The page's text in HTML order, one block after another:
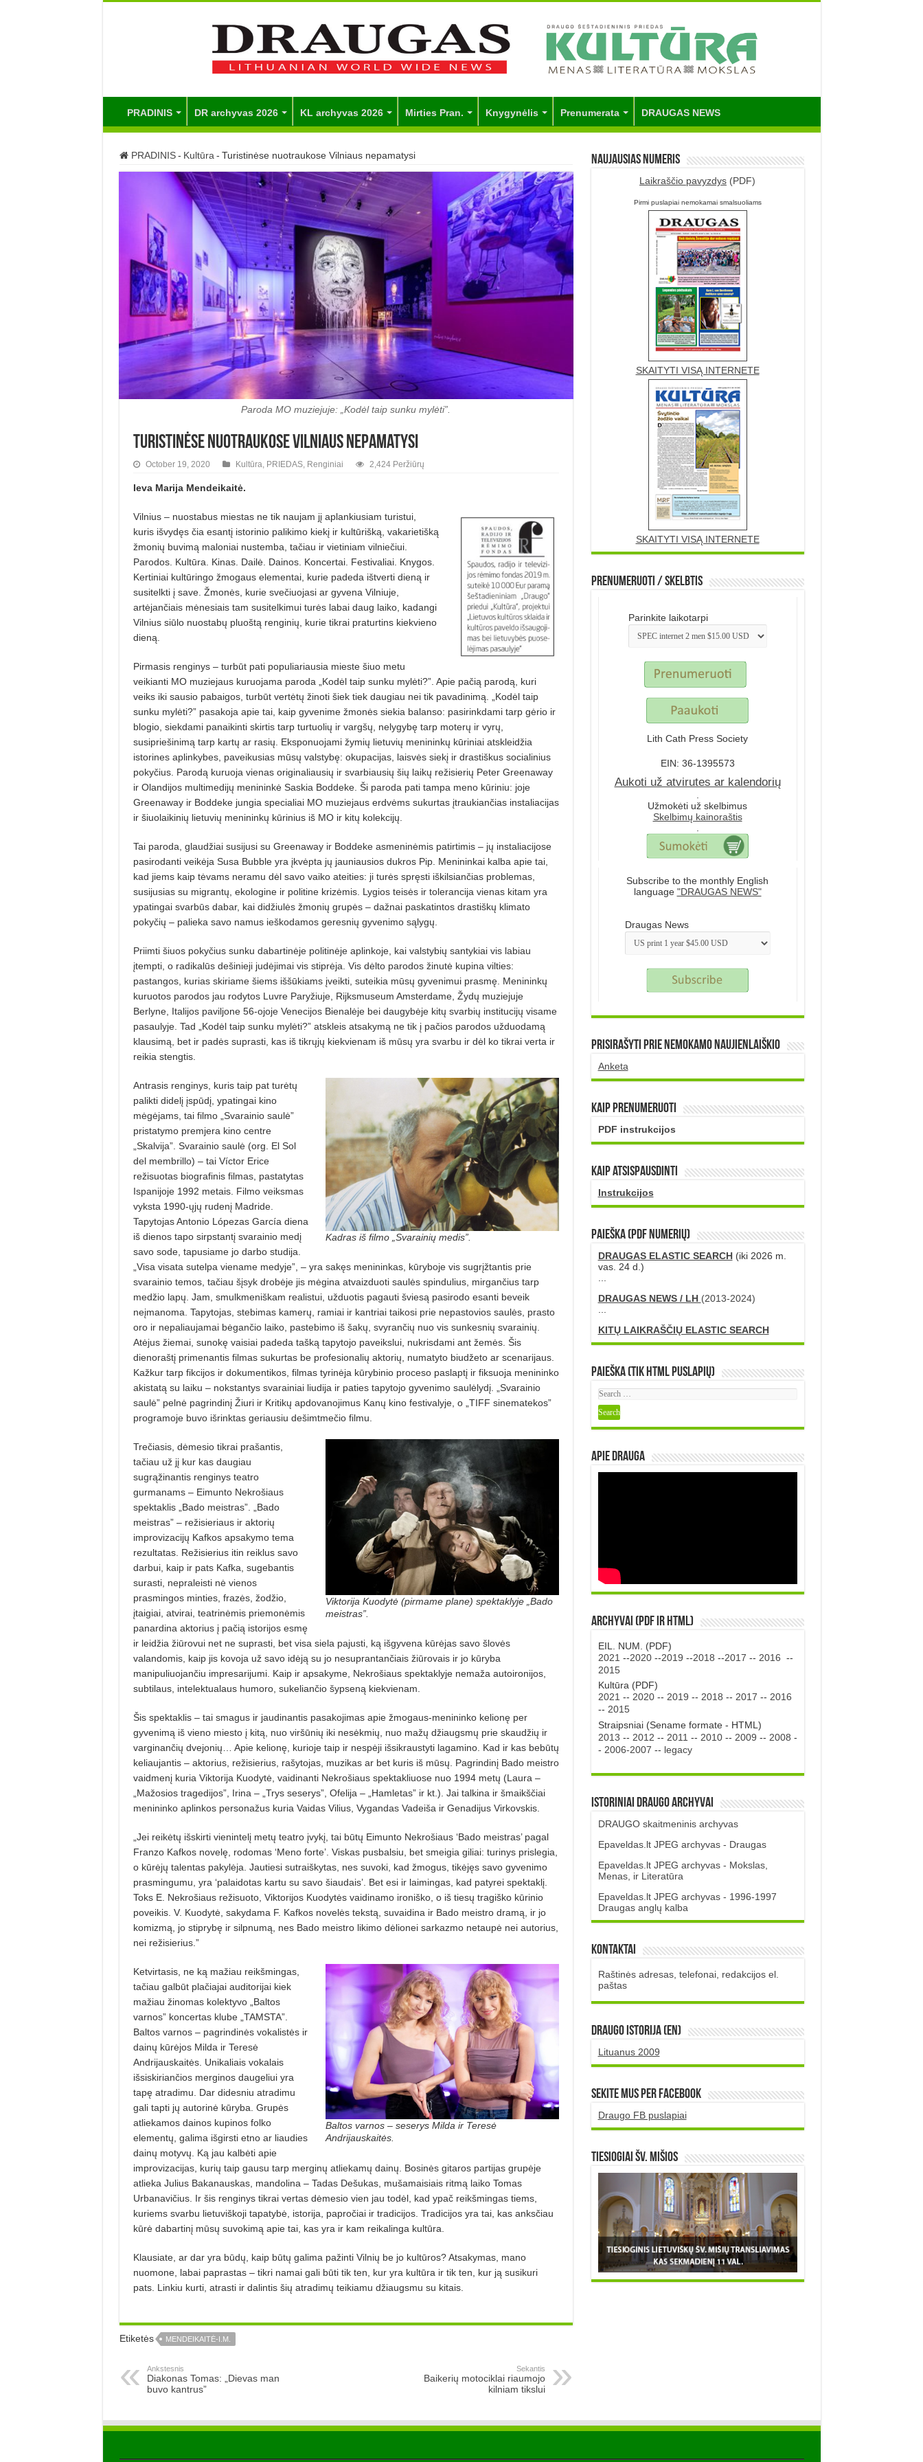
PRADINIS DR archyvas 2026 KL archyvas 2026 Mirties Pran. Knygynėlis Prenumerata DRAUGAS NEWS
PRADINIS - Kultūra - Turistinėse nuotraukose Vilniaus nepamatysi
Paroda MO muziejuje: „Kodėl taip sunku mylėti”.
Turistinėse nuotraukose Vilniaus nepamatysi
October 19, 2020 Kultūra PRIEDAS, Renginiai 2,424 Peržiūrų
Ieva Marija Mendeikaitė.
Vilnius – nuostabus miestas ne tik naujam jį aplankiu­siam turistui,
kuris išvydęs čia esantį istorinio palikimo kiekį ir kultūrišką, vakarietišką
žmonių buvimą maloniai nustemba, tačiau ir vietiniam vilniečiui.
Parodos. Kultūra. Kinas. Dailė. Dainos. Koncertai. Festivaliai. Knygos.
Kertiniai kultūringo žmogaus elementai, ku­rie padeda ištverti dieną ir
susitelkti į save. Žmonės, kurie svečiuojasi ar gyvena Vilniuje,
artėjančiais mėnesiais tam susitelkimui turės labai daug laiko, kadangi
Vilnius siūlo nuostabų pluoštą renginių, kurie tikrai praturtins kiekvieno
dieną.
Pirmasis renginys – turbūt pati populiariausia mieste šiuo metu
veikianti MO muziejaus kuruojama paroda „Kodėl taip sunku mylėti?”. Apie pačią parodą, kuri
veiks iki sausio pabaigos, turbūt vertėtų žinoti šiek tiek daugiau nei tik pavadinimą. „Kodėl taip
sunku mylėti?” pasakoja apie tai, kaip gyvenime žmonės siekia balanso: pasirinkdami tarp gėrio ir
blogio, siekdami panaikinti skirtis tarp turtuolių ir vargšų, nelygybę tarp moterų ir vyrų,
susipriešinimą tarp kartų ar rasių. Eksponuo­jami žymių lietuvių menininkų kūriniai atskleidžia
istorines aplinkybes, paveikusias mūsų valstybę: okupacijas, laisvės siekį ir drastiškus socialinius
pokyčius. Parodą kuruoja vienas originaliausių ir svar­biausių šių laikų režisierių Peter Greenaway
ir Olandijos multimedijų menininkė Saskia Boddeke. Ši paroda pati tampa meno kūriniu: joje
Greenaway ir Boddeke jungia specialiai MO muziejaus erdvėms sukurtas įtraukiančias instaliacijas
ir šiuolaikinių lietuvių menininkų kūrinius iš MO ir kitų kolekcijų.
Tai paroda, glaudžiai susijusi su Greenaway ir Boddeke asmeninėmis patirtimis – jų instaliacijose
pasirodanti veikėja Susa Bubble yra įkvėpta jų jauniausios dukros Pip. Menininkai kalba apie tai,
kad jiems kaip tėvams neramu dėl savo vaiko ateities: ji turės spręsti iškilsiančias problemas,
susijusias su migrantų, ekologine ir politine krizėmis. Lygios teisės ir tolerancija vienas kitam yra
ypatingai svarbūs dabar, kai didžiulės žmonių grupės – dažnai paskatintos drastiškų klimato
pokyčių – palieka savo namus ieškodamos geresnių gyvenimo sąlygų.
Priimti šiuos pokyčius sunku dabartinėje politinėje aplinkoje, kai valstybių santykiai vis labiau
įtempti, o radikalūs dešinieji judėjimai vis stiprėja. Vis dėlto parodos žinutė kupina vilties:
pastangos, kurias skiriame šiems iššūkiams įveikti, suteikia mūsų gyvenimui prasmę. Menininkų
kuruotos parodos jau rodytos Luvre Paryžiuje, Rijksmuseum Amsterdame, Žydų muziejuje
Berlyne, Italijos paviljone 56-ojoje Venecijos Bienalėje bei daugybėje kitų svarbių institucijų visame
pasaulyje. Tad „Kodėl taip sunku mylėti?” atskleis atsakymą ne tik į pačios parodos užduodamą
klausimą, bet ir padės suprasti, kas iš tikrųjų kiekvienam iš mūsų yra svarbu ir dėl ko tikrai verta ir
reikia stengtis.
Kadras iš filmo „Svarainių medis”.
Antrasis renginys, kuris taip pat turėtų
palikti didelį įspūdį, ypatingai kino
mėgėjams, tai filmo „Svarainio saulė”
pristatymo premjera kino centre
„Skalvija”. Svarainio saulė (org. El Sol
del membrillo) – tai Víctor Erice
režisuotas biografinis filmas, pastatytas
Ispanijoje 1992 metais. Filmo veiksmas
vyksta 1990-ųjų rudenį Madride.
Tapytojas Antonio Lópezas García diena
iš dienos tapo sirpstantį svarainio medį
savo sode, tapusiame jo darbo studija.
„Visa visata sutelpa viename medyje”, – yra sakęs menininkas, kūryboje vis sugrįžtantis prie
svarainio temos, tačiau šįsyk drobėje jis mėgina atvaizduoti saulės spindulius, mirgančius tarp
medžio lapų. Jam, smulkmeniškam realistui, užduotis pagauti šviesą pasirodo esanti beveik
neįmanoma. Tapytojas, stebimas kamerų, ramiai ir kantriai taikosi prie nepastovios saulės, prasto
oro ir nepaliaujamai bėgančio laiko, pastebimo iš šakų, svyrančių nuo vis sunkesnių svarainių.
Atėjus žiemai, sunokę vaisiai padeda tašką tapytojo paveikslui, nukrisdami ant žemės. Šis
dienoraštį primenantis filmas sukurtas be profesionalių aktorių, numatyto biudžeto ar scenarijaus.
Kažkur tarp fikcijos ir dokumentikos, filmas tyrinėja kūrybinio proceso paslaptį ir fiksuoja menininko
akistatą su laiku – nokstantys svarainiai liudija ir paties tapytojo gyvenimo saulėlydį. „Svarainio
saulė” pelnė pagrindinį Žiuri ir Kritikų apdovanojimus Kanų kino festivalyje, o „TIFF sinematekos”
programoje buvo išrinktas geriausiu dešimtmečio filmu.
Viktorija Kuodytė (pirmame plane) spektaklyje „Bado
meistras”.
Trečiasis, dėmesio tikrai prašantis,
tačiau už jį kur kas daugiau
sugrąžinantis renginys teatro
gurmanams – Eimunto Nekrošiaus
spektaklis „Bado meistras”. „Bado
meistras” – režisieriaus ir aktorių
improvizacijų Kafkos apsakymo tema
rezultatas. Režisierius itin reiklus savo
darbui, kaip ir pats Kafka, sugebantis
surasti, nepraleisti nė vienos
prasmingos minties, frazės, žodžio,
įtaigiai, atvirai, teatrinėmis priemonėmis
panardina aktorius į pačią istorijos esmę
ir leidžia žiūrovui net ne suprasti, bet visa siela pajusti, ką išgyvena kūrėjas savo šlovės
valandomis, kaip jis kovoja už savo idėją su jo nesuprantančiais žiūrovais ir jo kūryba
manipuliuojančiu impresarijumi. Kaip ir apsakyme, Nekrošiaus spektaklyje nemaža autoironijos,
subtilaus, intelektualaus humoro, sukeliančio šypseną kiekvienam.
Šis spektaklis – tai smagus ir jaudinantis pasakojimas apie žmogaus-menininko kelionę per
gyvenimą iš vieno miesto į kitą, nuo viršūnių iki nesėkmių, nuo mažų džiaugsmų prie skaudžių ir
varginančių dvejonių… Apie kelionę, kurioje taip ir nespėji išsikraustyti lagamino. Kad ir kas bebūtų
keliaujantis – aktorius, režisierius, rašytojas, muzikas ar bet kuris iš mūsų. Pagrindinį Bado meistro
vaidmenį kuria Viktorija Kuodytė, vaidinanti Nekrošiaus spektakliuose nuo 1994 metų (Laura –
„Mažosios tragedi­jos”, Irina – „Trys seserys”, Ofelija – „Hamletas” ir kt.). Jai talkina ir šmaikščiai
menininko aplinkos personažus kuria Vaidas Vilius, Vygandas Vadeiša ir Genadijus Virkovskis.
„Jei reikėtų išskirti vienintelį metų teatro įvykį, tai būtų Eimunto Nekrošiaus ‘Bado meistras’ pagal
Franzo Kafkos novelę, rodomas ‘Meno forte’. Viskas pusbalsiu, bet smeigia giliai: turinys prislegia,
o kūrėjų talentas pakylėja. Jautiesi sutraiškytas, nes suvoki, kad žmogus, tikėjęs savo gyvenimo
prasmingumu, yra ‘palaidotas kartu su savo šiaudais’. Bet esi ir laimingas, kad patyrei spektaklį.
Toks E. Nekrošiaus režisuoto, Viktorijos Kuodytės vaidinamo ironiško, o iš tiesų tragiško kūrinio
poveikis. V. Kuodytė, sakydama F. Kafkos novelės tekstą, suvaidina ir Bado meistro dramą, ir jo
komizmą, jo stiprybę ir silpnumą, nes Bado meistro likimo dėlionei sarkazmo netaupė nei autorius,
nei režisierius.”
Baltos varnos – seserys Milda ir Teresė
Andrijauskaitės.
Ketvirtasis, ne ką mažiau reikšmingas,
tačiau galbūt plačiajai auditorijai kiek
mažiau žinomas kolektyvo „Baltos
varnos” koncertas klube „TAMSTA”.
Baltos varnos – pagrindinės vokalistės ir
dainų kūrėjos Milda ir Teresė
Andrijauskaitės. Unikaliais vokalais
išsiskiriančios merginos daugeliui yra
tapę atradimu. Dar didesniu atradimu
gali tapti jų autorinė kūryba. Grupės
atliekamos dainos kupinos folko
elementų, galima išgirsti etno ar liaudies
dainų mo­tyvų. Ką jau kalbėti apie
improvizacijas, kurių taip gausu tarp merginų atliekamų dainų. Bosinės gitaros partijas grupėje
atlieka Julius Bakanauskas, mandolina – Tadas Dešukas, mušamaisiais ritmą laiko Tomas
Urbanavičius. Ir šis renginys tikrai vertas dėmesio vien jau todėl, kad ypač reikšmingas tiems,
kuriems svarbu lietuviškoji tapatybė, istorija, papročiai ir tradicijos. Tradicijos yra tai, kas anksčiau
kūrė dabartinį mūsų suvokimą apie tai, kas yra ir kam reikalinga kultūra.
Klausiate, ar dar yra būdų, kaip būtų galima pažinti Vilnių be jo kultūros? Atsakymas, mano
nuomone, labai paprastas – tikri namai gali būti tik ten, kur yra kultūra ir tik ten, kur ją susikuri
pats. Linkiu kurti, atrasti ir dalintis šių atradimų teikiamu džiaugsmu su kitais.
Etiketės MENDEIKAITĖ-I.M.
Ankstesnis
Diakonas Tomas: „Dievas man
buvo kantrus”
Sekantis
Baikerių motociklai riaumojo
kilniam tikslui
Naujausias numeris
Laikraščio pavyzdys (PDF)
Pirmi puslapiai nemokamai smalsuoliams
SKAITYTI VISĄ INTERNETE
SKAITYTI VISĄ INTERNETE
Prenumeruoti / Skelbtis
Parinkite laikotarpi
Lith Cath Press Society
EIN: 36-1395573
Aukoti už atvirutes ar kalendorių
.
Užmokėti už skelbimus
Skelbimų kainoraštis
.
Subscribe to the monthly English
language "DRAUGAS NEWS"
Draugas News
Prisirašyti prie nemokamo naujienlaiškio
Anketa
Kaip prenumeruoti
PDF instrukcijos
Kaip atsispausdinti
Instrukcijos
PAIEŠKA (PDF numerių)
DRAUGAS ELASTIC SEARCH(iki 2026 m.
vas. 24 d.)
...
DRAUGAS NEWS / LH (2013-2024)
...
KITŲ LAIKRAŠČIŲ ELASTIC SEARCH
Paieška (tik HTML puslapių)
Apie DRAUGA
Archyvai (PDF ir HTML)
EIL. NUM. (PDF)
2021 --2020--2019 --2018 --2017 -- 2016 --
2015
Kultūra (PDF)
2021 -- 2020-- 2019 -- 2018 -- 2017 -- 2016
-- 2015
Straipsniai (Sename formate - HTML)
2013 -- 2012 -- 2011 -- 2010-- 2009 -- 2008 -
- 2006-2007 -- legacy
Istoriniai DRAUGO Archyvai
DRAUGO skaitmeninis archyvas
Epaveldas.lt JPEG archyvas - Draugas
Epaveldas.lt JPEG archyvas - Mokslas,
Menas, ir Literatūra
Epaveldas.lt JPEG archyvas - 1996-1997
Draugas anglų kalba
Kontaktai
Raštinės adresas, telefonai, redakcijos el.
paštas
DRAUGO istorija (EN)
Lituanus 2009
Sekite mus per Facebook
Draugo FB puslapiai
TIESIOGIAI šv. MIŠIOS